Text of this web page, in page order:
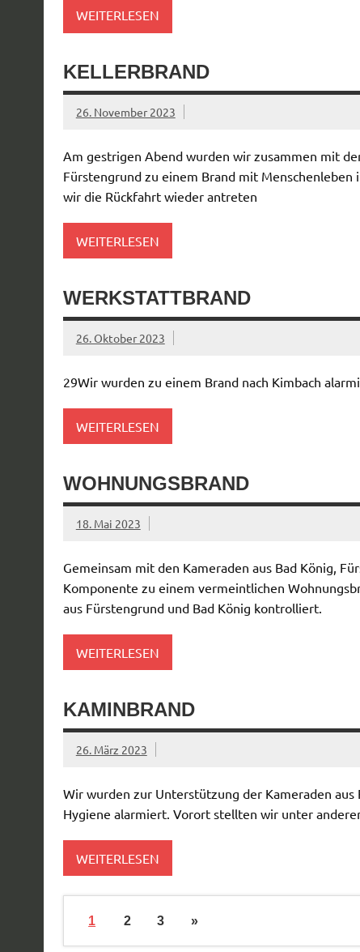
WEITERLESEN
KELLERBRAND
26. November 2023
Am gestrigen Abend wurden wir zusammen mit
Fürstengrund zu einem Brand mit
wir die Rückfahrt wieder antreten
WEITERLESEN
WERKSTATTBRAND
26. Oktober 2023
29Wir wurden zu einem Brand nach Kimbach
WEITERLESEN
WOHNUNGSBRAND
18. Mai 2023
Gemeinsam mit den Kameraden aus Bad König,
Komponente zu einem vermeintlichen
aus Fürstengrund und Bad König kontrolliert.
WEITERLESEN
KAMINBRAND
26. März 2023
Wir wurden zur Unterstützung der Kameraden
Hygiene alarmiert. Vorort stellten wir unter
WEITERLESEN
1 2 3 »